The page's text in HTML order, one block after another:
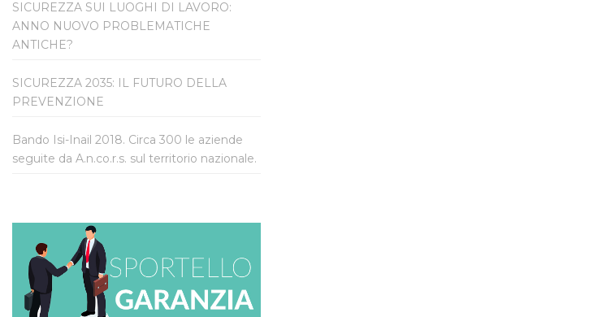
SICUREZZA SUI LUOGHI DI LAVORO:
ANNO NUOVO PROBLEMATICHE
ANTICHE?
SICUREZZA 2035: IL FUTURO DELLA
PREVENZIONE
Bando Isi-Inail 2018. Circa 300 le aziende
seguite da A.n.co.r.s. sul territorio nazionale.